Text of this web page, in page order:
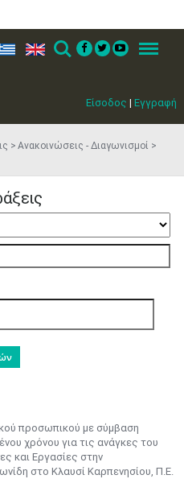
Είσοδος | Εγγραφή
en Search Menu
Ανακοινώσεις - Διαγωνισμοί
προσωπικού με σύμβαση
χρόνου για τις ανάγκες του
και Εργασίες στην
στο Κλαυσί Καρπενησίου, Π.Ε.